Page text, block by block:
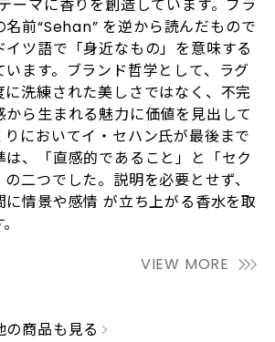
ーマに⾹りを創造しています。ブラ
名前“Sehan” を逆から読んだもので
イツ語で「⾝近なもの」を意味する
ます。ブランド哲学として、ラグ
に洗練された美しさではなく、不完
ら⽣まれる魅⼒に価値を⾒出して
りにおいてイ‧セハン⽒が最後まで
、「直感的であること」と「セク
⼆つでした。説明を必要とせず、
に情景や感情 が⽴ち上がる⾹⽔を取
VIEW MORE
の商品も見る